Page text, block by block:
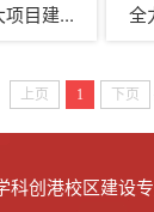
目建... 全
上页 1 下页
科创港校区建设